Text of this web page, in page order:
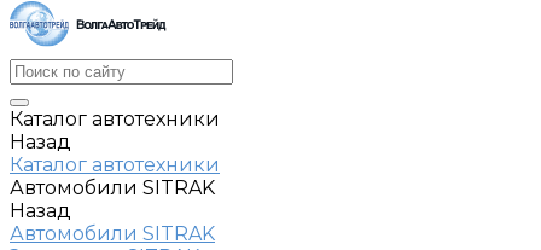
Каталог автотехники
Назад
Каталог автотехники
Автомобили SITRAK
Назад
Автомобили SITRAK